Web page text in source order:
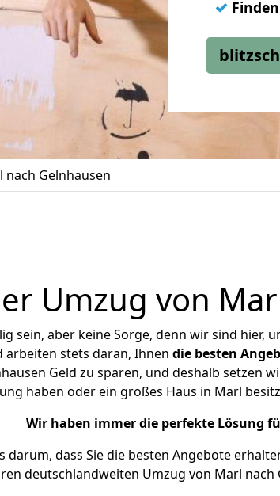
✓
nach Gelnhausen
Umzug von
sein, aber keine Sorge, denn wir sind hier,
arbeiten stets daran, Ihnen die besten
Geld zu sparen, und deshalb setzen
haben oder ein großes Haus in Marl
Wir haben immer die perfekte Lösung
darum, dass Sie die besten Angebote
deutschlandweiten Umzug von Marl nach